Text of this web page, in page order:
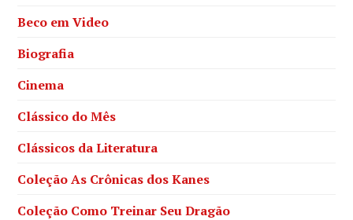
Beco em Video
Biografia
Cinema
Clássico do Mês
Clássicos da Literatura
Coleção As Crônicas dos Kanes
Coleção Como Treinar Seu Dragão